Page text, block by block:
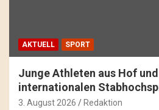
AKTUELL SPORT
Junge Athleten aus Hof
internationalen
3. August 2026 Redaktion